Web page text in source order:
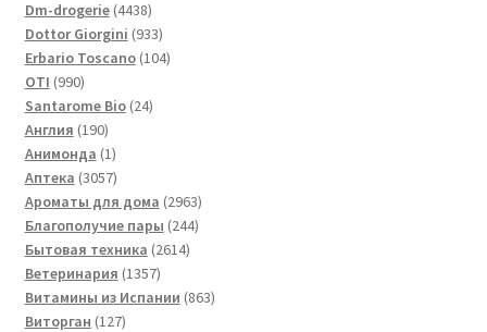
товара
Dm-drogerie 44384438
товаров
Dottor Giorgini 933933
товара
Erbario Toscano 104104
OTI 990990
товаров
Santarome Bio 2424
Англия 190190
товаров
Анимонда 11
товар
Аптека 30573057
товаров
Ароматы для дома 29632963
товара
Благополучие пары 244244
Бытовая техника 26142614
Ветеринария 13571357
товаров
Витамины из Испании 863863
Виторган 127127